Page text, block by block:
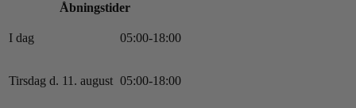
Åbningstider
I dag 05:00-18:00
Tirsdag d. 11. august 05:00-18:00